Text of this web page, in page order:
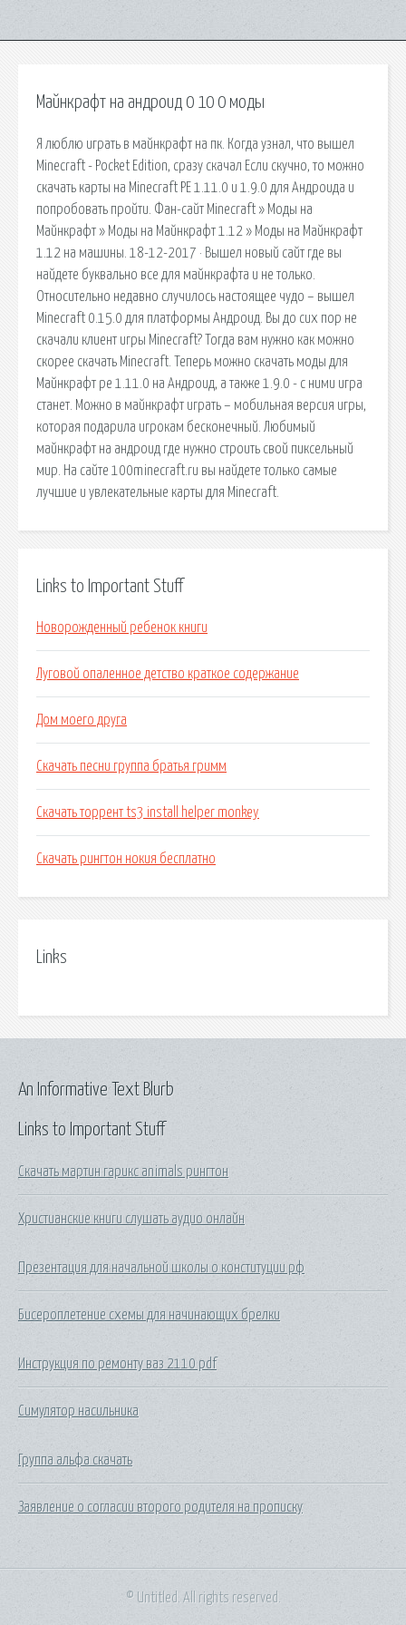
Майнкрафт на андроид 0 10 0 моды
Я люблю играть в майнкрафт на пк. Когда узнал, что вышел
Minecraft - Pocket Edition, сразу скачал Если скучно, то можно
скачать карты на Minecraft PE 1.11.0 и 1.9.0 для Андроида и
попробовать пройти. Фан-сайт Minecraft » Моды на
Майнкрафт » Моды на Майнкрафт 1.12 » Моды на Майнкрафт
1.12 на машины. 18-12-2017 · Вышел новый сайт где вы
найдете буквально все для майнкрафта и не только.
Относительно недавно случилось настоящее чудо – вышел
Minecraft 0.15.0 для платформы Андроид. Вы до сих пор не
скачали клиент игры Minecraft? Тогда вам нужно как можно
скорее скачать Minecraft. Теперь можно скачать моды для
Майнкрафт pe 1.11.0 на Андроид, а также 1.9.0 - с ними игра
станет. Можно в майнкрафт играть – мобильная версия игры,
которая подарила игрокам бесконечный. Любимый
майнкрафт на андроид где нужно строить свой пиксельный
мир. На сайте 100minecraft.ru вы найдете только самые
лучшие и увлекательные карты для Minecraft.
Links to Important Stuff
Новорожденный ребенок книги
Луговой опаленное детство краткое содержание
Дом моего друга
Скачать песни группа братья гримм
Скачать торрент ts3 install helper monkey
Скачать рингтон нокия бесплатно
Links
Links to Important Stuff
Скачать мартин гарикс animals рингтон
Христианские книги слушать аудио онлайн
Презентация для начальной школы о конституции рф
Бисероплетение схемы для начинающих брелки
Инструкция по ремонту ваз 2110 pdf
Симулятор насильника
Группа альфа скачать
Заявление о согласии второго родителя на прописку
An Informative Text Blurb
© Untitled. All rights reserved.